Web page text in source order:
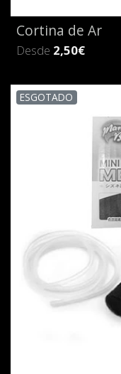
Cortina de Ar
Desde 2,50€
ESGOTADO